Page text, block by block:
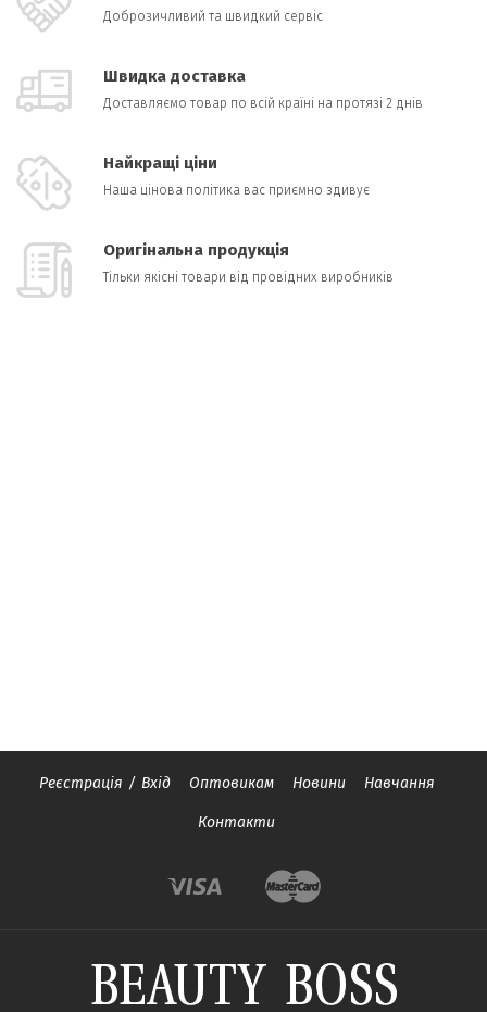
Доброзичливий та швидкий сервіс
Швидка доставка
Доставляємо товар по всій країні на протязі 2 днів
Найкращі ціни
Наша цінова політика вас приємно здивує
Оригінальна продукція
Тільки якісні товари від провідних виробників
Реєстрація / Вхід Оптовикам Новини Навчання
Контакти